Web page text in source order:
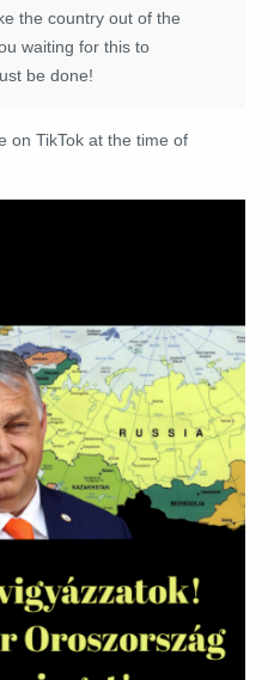
the country out of the
waiting for this to
be done!
on TikTok at the time of